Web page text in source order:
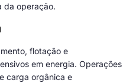
da operação.
flotação e
em energia. Operações
carga orgânica e